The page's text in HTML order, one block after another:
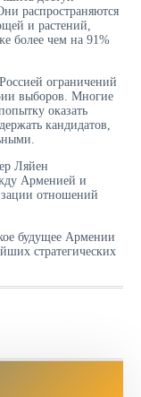
распространяются
и растений,
более чем на 91%
ограничений
выборов. Многие
оказать
кандидатов,
Ляйен
Арменией и
отношений
будущее Армении
стратегических